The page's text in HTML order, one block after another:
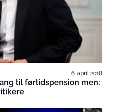
6. april 2018
til førtidspension men: